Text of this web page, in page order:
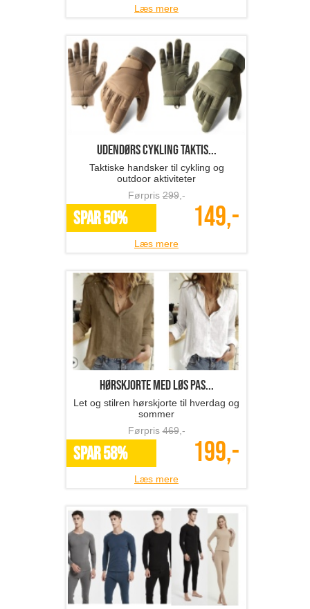
Læs mere
Udendørs cykling taktis...
Taktiske handsker til cykling og
outdoor aktiviteter
Førpris299,-
SPAR 50% 149,-
Læs mere
hørskjorte med løs pas...
Let og stilren hørskjorte til hverdag og
sommer
Førpris469,-
SPAR 58% 199,-
Læs mere